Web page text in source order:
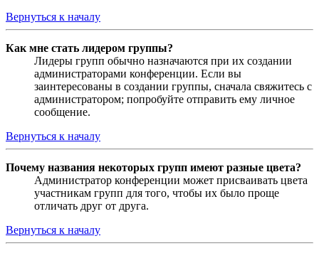
Вернуться к началу
Как мне стать лидером группы?
Лидеры групп обычно назначаются при их создании
администраторами конференции. Если вы
заинтересованы в создании группы, сначала свяжитесь с
администратором; попробуйте отправить ему личное
сообщение.
Вернуться к началу
Почему названия некоторых групп имеют разные цвета?
Администратор конференции может присваивать цвета
участникам групп для того, чтобы их было проще
отличать друг от друга.
Вернуться к началу